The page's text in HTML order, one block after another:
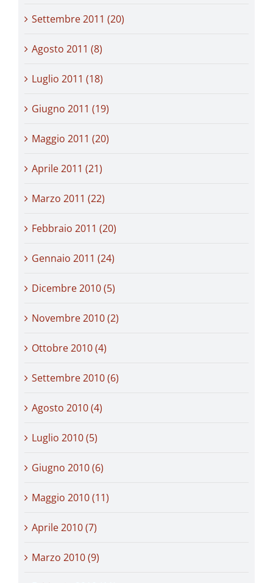
Settembre 2011 (20)
Agosto 2011 (8)
Luglio 2011 (18)
Giugno 2011 (19)
Maggio 2011 (20)
Aprile 2011 (21)
Marzo 2011 (22)
Febbraio 2011 (20)
Gennaio 2011 (24)
Dicembre 2010 (5)
Novembre 2010 (2)
Ottobre 2010 (4)
Settembre 2010 (6)
Agosto 2010 (4)
Luglio 2010 (5)
Giugno 2010 (6)
Maggio 2010 (11)
Aprile 2010 (7)
Marzo 2010 (9)